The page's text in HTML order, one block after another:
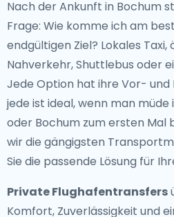
Nach der Ankunft in Bochum
Frage: Wie komme ich am
endgültigen Ziel? Lokales
Nahverkehr, Shuttlebus oder
Jede Option hat ihre Vor-
jede ist ideal, wenn man
oder Bochum zum ersten Mal
wir die gängigsten
Sie die passende Lösung für
Private Flughafentransfers
Komfort, Zuverlässigkeit und